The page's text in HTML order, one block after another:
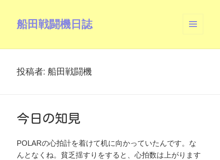
船田戦闘機日誌
ーとウ
投稿者:船田戦闘機
今日の知見
POLARの心拍計を着けて机に向かっていたんです。な
んとなくね。貧乏揺すりをすると、心拍数は上がります